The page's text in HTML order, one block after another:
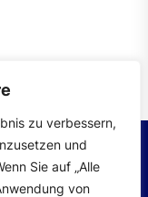
zu verbessern,
und
Sie auf „Alle
von